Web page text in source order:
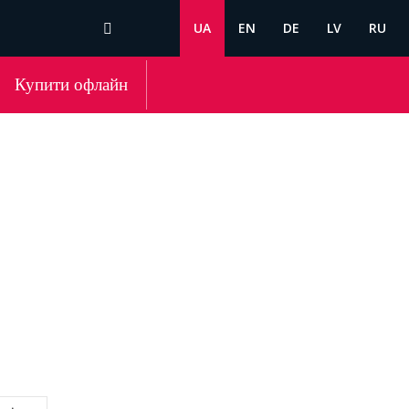
UA EN DE LV RU
Купити офлайн